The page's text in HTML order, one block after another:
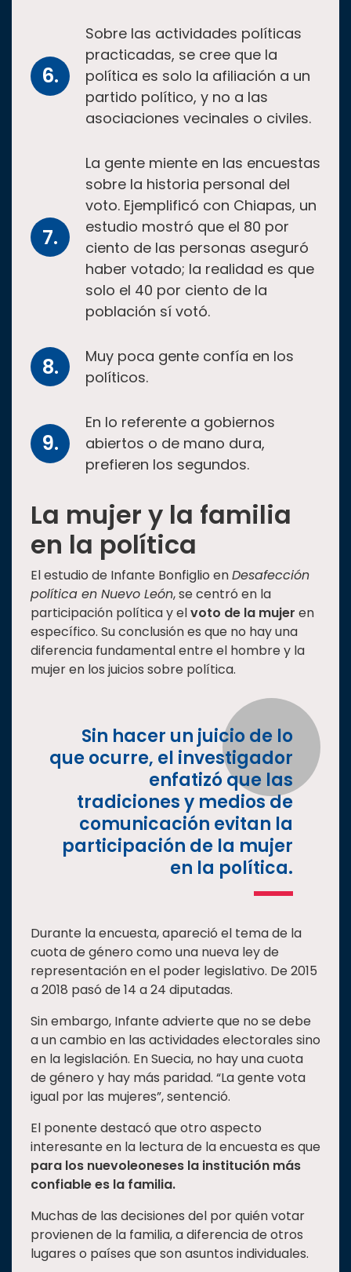
Sobre las actividades políticas
practicadas, se cree que la
política es solo la afiliación a un
partido político, y no a las
asociaciones vecinales o civiles.
La gente miente en las encuestas
sobre la historia personal del
voto. Ejemplificó con Chiapas, un
estudio mostró que el 80 por
ciento de las personas aseguró
haber votado; la realidad es que
solo el 40 por ciento de la
población sí votó.
Muy poca gente confía en los
políticos.
En lo referente a gobiernos
abiertos o de mano dura,
prefieren los segundos.
La mujer y la familia
en la política
El estudio de Infante Bonfiglio enDesafección
política en Nuevo León, se centró en la
participación política y elvoto de la mujer en
específico. Su conclusión es que no hay una
diferencia fundamental entre el hombre y la
mujer en los juicios sobre política.
Sin hacer un juicio de lo
que ocurre, el investigador
enfatizó que las
tradiciones y medios de
comunicación evitan la
participación de la mujer
en la política.
Durante la encuesta, apareció el tema de la
cuota de género como una nueva ley de
representación en el poder legislativo. De 2015
a 2018 pasó de 14 a 24 diputadas.
Sin embargo, Infante advierte que no se debe
a un cambio en las actividades electorales sino
en la legislación. En Suecia, no hay una cuota
de género y hay más paridad. “La gente vota
igual por las mujeres”, sentenció.
El ponente destacó que otro aspecto
interesante en la lectura de la encuesta es que
para los nuevoleoneses la institución más
confiable es la familia.
Muchas de las decisiones del por quién votar
provienen de la familia, a diferencia de otros
lugares o países que son asuntos individuales.